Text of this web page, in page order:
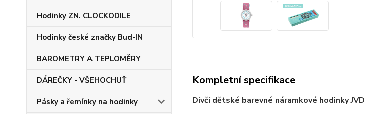
Hodinky ZN. CLOCKODILE
Hodinky české značky Bud-IN
BAROMETRY A TEPLOMĚRY
DÁREČKY - VŠEHOCHUŤ
Pásky a řemínky na hodinky
Kompletní specifikace
Dívčí dětské barevné náramkové hodinky